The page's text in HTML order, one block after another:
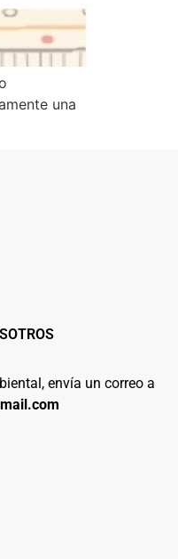
una
envía un correo a